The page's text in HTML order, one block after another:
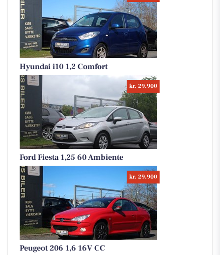
Hyundai i10 1,2 Comfort
kr. 29.900
Ford Fiesta 1,25 60 Ambiente
kr. 29.900
Peugeot 206 1,6 16V CC